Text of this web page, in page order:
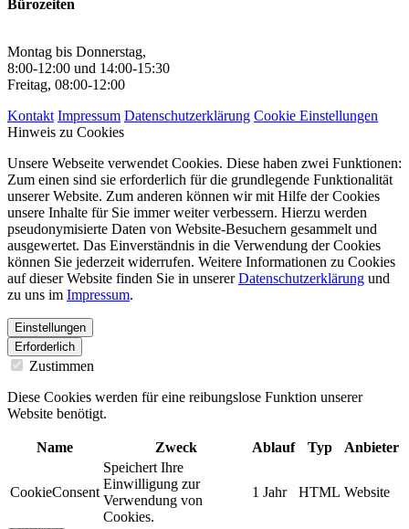
Bürozeiten
Montag bis Donnerstag,
8:00-12:00 und 14:00-15:30
Freitag, 08:00-12:00
Kontakt Impressum Datenschutzerklärung Cookie Einstellungen
Hinweis zu Cookies
Unsere Webseite verwendet Cookies. Diese haben zwei Funktionen:
Zum einen sind sie erforderlich für die grundlegende Funktionalität
unserer Website. Zum anderen können wir mit Hilfe der Cookies
unsere Inhalte für Sie immer weiter verbessern. Hierzu werden
pseudonymisierte Daten von Website-Besuchern gesammelt und
ausgewertet. Das Einverständnis in die Verwendung der Cookies
können Sie jederzeit widerrufen. Weitere Informationen zu Cookies
auf dieser Website finden Sie in unsererDatenschutzerklärung und
zu uns im Impressum.
Einstellungen
Erforderlich
Zustimmen
Diese Cookies werden für eine reibungslose Funktion unserer
Website benötigt.
Name Zweck Ablauf Typ Anbieter
CookieConsent
Speichert Ihre
Einwilligung zur
Verwendung von
Cookies.
1 Jahr HTML Website